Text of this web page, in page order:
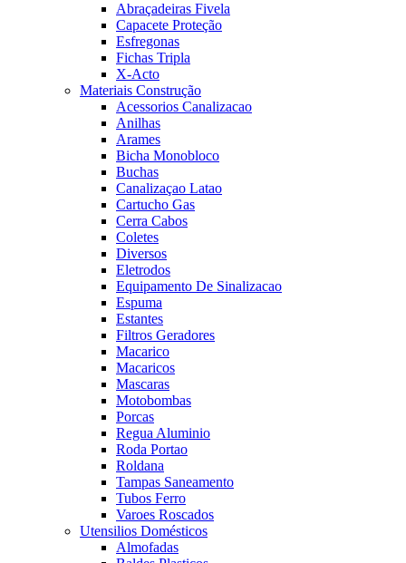
Abraçadeiras Fivela
Capacete Proteção
Esfregonas
Fichas Tripla
X-Acto
Materiais Construção
Acessorios Canalizacao
Anilhas
Arames
Bicha Monobloco
Buchas
Canalizaçao Latao
Cartucho Gas
Cerra Cabos
Coletes
Diversos
Eletrodos
Equipamento De Sinalizacao
Espuma
Estantes
Filtros Geradores
Macarico
Macaricos
Mascaras
Motobombas
Porcas
Regua Aluminio
Roda Portao
Roldana
Tampas Saneamento
Tubos Ferro
Varoes Roscados
Utensilios Domésticos
Almofadas